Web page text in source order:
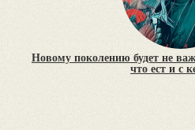
Новому поколению будет не
что ест и с